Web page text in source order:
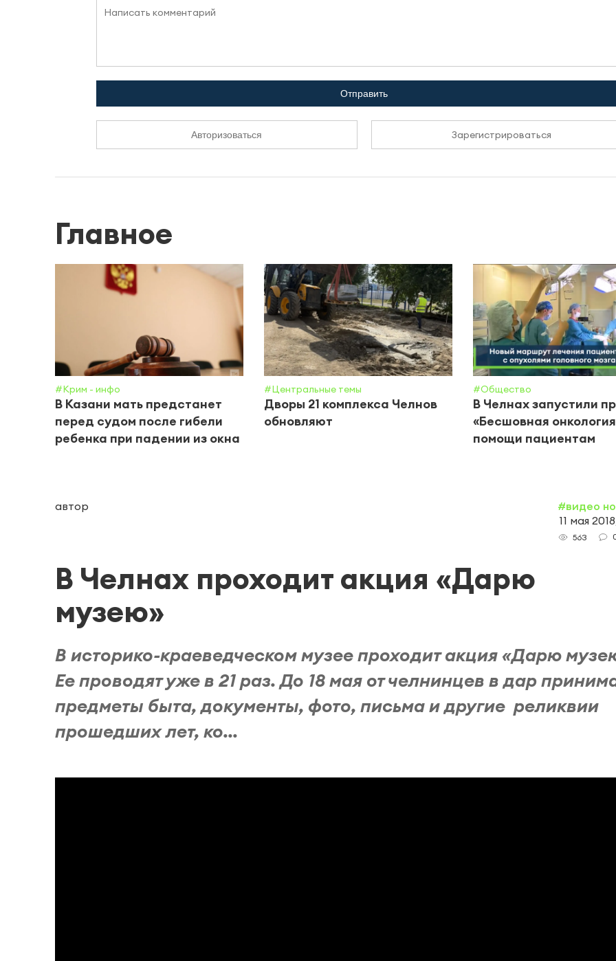
Отправить
Авторизоваться Зарегистрироваться
Главное
#Крим - инфо
В Казани мать предстанет
перед судом после гибели
ребенка при падении из окна
#Центральные темы
Дворы 21 комплекса Челнов
обновляют
#Общество
В Челнах запустили
«Бесшовная
помощи пациентам
автор
#видео
11 мая
563
В Челнах проходит акция «Дарю
музею»
В историко-краеведческом музее проходит акция «Дарю
Ее проводят уже в 21 раз. До 18 мая от челнинцев в дар
предметы быта, документы, фото, письма и другие реликвии
прошедших лет, ко...